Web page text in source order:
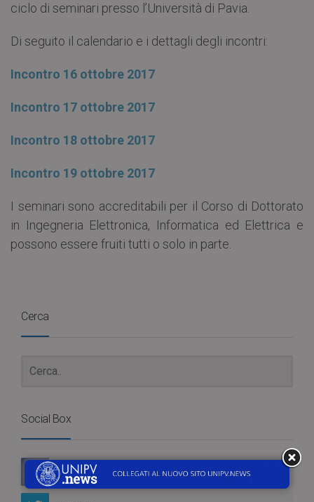
ciclo di seminari presso l’Università di Pavia.
Di seguito il calendario e i dettagli degli incontri:
Incontro 16 ottobre 2017
Incontro 17 ottobre 2017
Incontro 18 ottobre 2017
Incontro 19 ottobre 2017
I seminari sono accreditabili per il Corso di Dottorato
in Ingegneria Elettronica, Informatica ed Elettrica e
possono essere fruiti tutti o solo in parte.
Cerca
Social Box
FACEBOOK